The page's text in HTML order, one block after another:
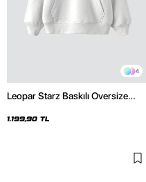
4
Leopar Starz Baskılı Oversize
1.199,90 TL